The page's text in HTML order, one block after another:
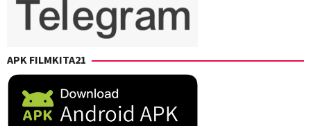
APK FILMKITA21